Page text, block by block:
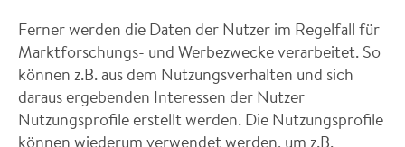
Ferner werden die Daten der Nutzer im Regelfall für
Marktforschungs- und Werbezwecke verarbeitet. So
können z.B. aus dem Nutzungsverhalten und sich
daraus ergebenden Interessen der Nutzer
Nutzungsprofile erstellt werden. Die Nutzungsprofile
können wiederum verwendet werden, um z.B.